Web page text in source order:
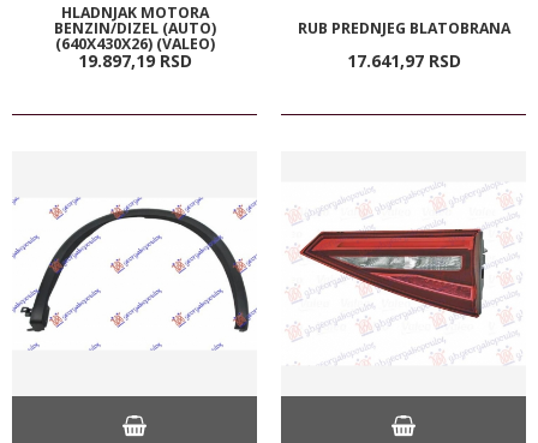
HLADNJAK MOTORA
BENZIN/DIZEL (AUTO)
(640X430X26) (VALEO)
19.897,19 RSD
RUB PREDNJEG BLATOBRANA
17.641,97 RSD